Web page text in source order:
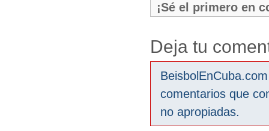
¡Sé el primero en
Deja tu
comentarios que
no apropiadas.